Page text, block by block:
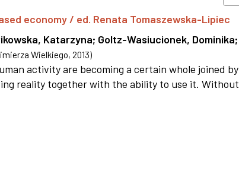
economy / ed. Renata Tomaszewska-Lipiec
Katarzyna; Goltz-Wasiucionek, Dominika;
Wielkiego, 2013)
activity are becoming a certain whole joined by
reality together with the ability to use it. Without